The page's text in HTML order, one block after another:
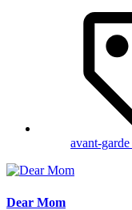
avant-garde
Dear Mom